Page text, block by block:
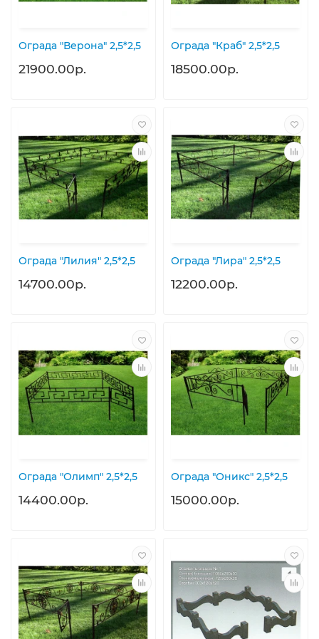
Ограда "Верона" 2,5*2,5
21900.00р.
Ограда "Краб" 2,5*2,5
18500.00р.
Ограда "Лилия" 2,5*2,5
14700.00р.
Ограда "Лира" 2,5*2,5
12200.00р.
Ограда "Олимп" 2,5*2,5
14400.00р.
Ограда "Оникс" 2,5*2,5
15000.00р.